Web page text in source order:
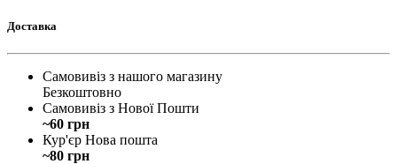
Доставка
Самовивіз з нашого магазину
Безкоштовно
Самовивіз з Нової Пошти
~60 грн
Кур'єр Нова пошта
~80 грн